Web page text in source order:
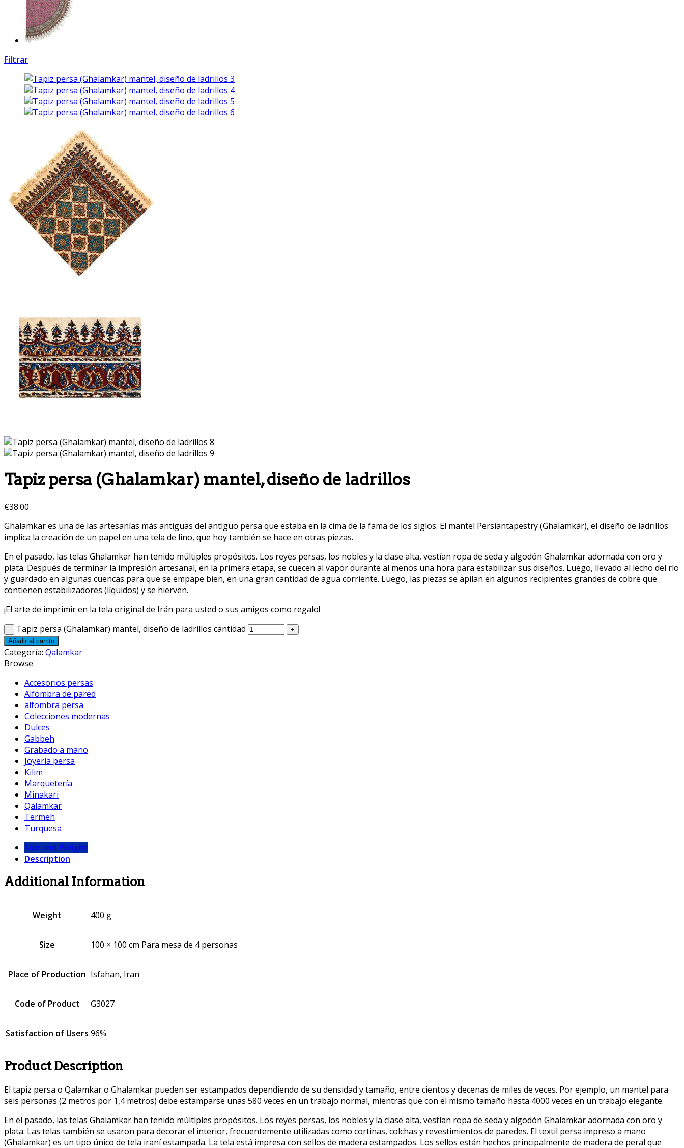
Filtrar
Tapiz persa (Ghalamkar) mantel, diseño de ladrillos
€38.00
Ghalamkar es una de las artesanías más antiguas del antiguo persa que estaba en la cima de la fama de los siglos. El mantel Persiantapestry (Ghalamkar), el diseño de ladrillos
implica la creación de un papel en una tela de lino, que hoy también se hace en otras piezas.
En el pasado, las telas Ghalamkar han tenido múltiples propósitos. Los reyes persas, los nobles y la clase alta, vestían ropa de seda y algodón Ghalamkar adornada con oro y
plata. Después de terminar la impresión artesanal, en la primera etapa, se cuecen al vapor durante al menos una hora para estabilizar sus diseños. Luego, llevado al lecho del río
y guardado en algunas cuencas para que se empape bien, en una gran cantidad de agua corriente. Luego, las piezas se apilan en algunos recipientes grandes de cobre que
contienen estabilizadores (líquidos) y se hierven.
¡El arte de imprimir en la tela original de Irán para usted o sus amigos como regalo!
Tapiz persa (Ghalamkar) mantel, diseño de ladrillos cantidad
Añadir al carrito
Categoría: Qalamkar
Browse
Accesorios persas
Alfombra de pared
alfombra persa
Colecciones modernas
Dulces
Gabbeh
Grabado a mano
Joyería persa
Kilim
Marquetería
Minakari
Qalamkar
Termeh
Turquesa
Size and Weight
Description
Additional Information
Weight 400 g
Size 100 × 100 cm Para mesa de 4 personas
Place of Production Isfahan, Iran
Code of Product G3027
Satisfaction of Users 96%
Product Description
El tapiz persa o Qalamkar o Ghalamkar pueden ser estampados dependiendo de su densidad y tamaño, entre cientos y decenas de miles de veces. Por ejemplo, un mantel para
seis personas (2 metros por 1,4 metros) debe estamparse unas 580 veces en un trabajo normal, mientras que con el mismo tamaño hasta 4000 veces en un trabajo elegante.
En el pasado, las telas Ghalamkar han tenido múltiples propósitos. Los reyes persas, los nobles y la clase alta, vestían ropa de seda y algodón Ghalamkar adornada con oro y
plata. Las telas también se usaron para decorar el interior, frecuentemente utilizadas como cortinas, colchas y revestimientos de paredes. El textil persa impreso a mano
(Ghalamkar) es un tipo único de tela iraní estampada. La tela está impresa con sellos de madera estampados. Los sellos están hechos principalmente de madera de peral que